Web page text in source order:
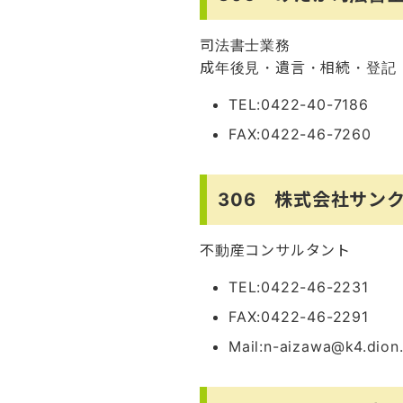
司法書士業務
成年後見・遺言・相続・登記
TEL:0422-40-7186
FAX:0422-46-7260
306 株式会社サン
不動産コンサルタント
TEL:0422-46-2231
FAX:0422-46-2291
Mail:n-